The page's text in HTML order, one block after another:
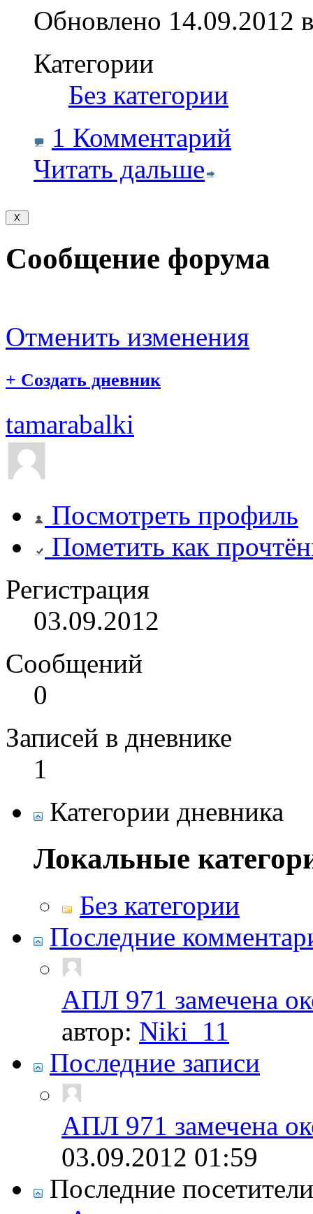
Обновлено 14.09.2012
Категории
Без категории
1 Комментарий
Читать дальше
Сообщение форума
Отменить изменения
+ Создать дневник
tamarabalki
Посмотреть профиль
Пометить как
Регистрация
03.09.2012
Сообщений
0
Записей в дневнике
1
Категории дневника
Локальные
Без категории
Последние
АПЛ 971 замечена
автор: Niki_11
Последние записи
АПЛ 971 замечена
03.09.2012 01:59
Последние посетители